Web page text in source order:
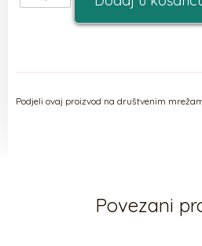
Podjeli ovaj proizvod na društvenim
Povezani